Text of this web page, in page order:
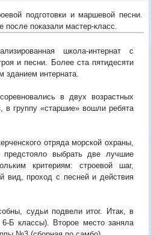
подготовки и маршевой песни.
после показали мастер-класс.
школа-интернат с
и песни. Более ста пятидесяти
интерната.
в двух возрастных
в группу «старшие» вошли ребята
отряда морской охраны,
выбрать две лучшие
критериям: строевой шаг,
вид, проход с песней и действия
судьи подвели итог. Итак, в
Б классы). Второе место заняла